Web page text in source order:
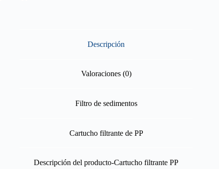
Descripción
Valoraciones (0)
Filtro de sedimentos
Cartucho filtrante de PP
Descripción del producto-Cartucho filtrante PP